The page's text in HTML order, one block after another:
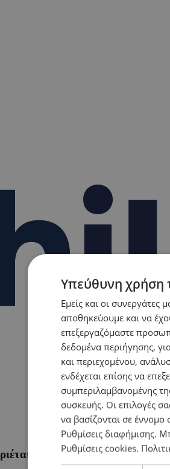
η γάτα σας όταν λείπετε
Υπεύθυνη χρήση
Εμείς και οι συνεργάτες
αποθηκεύουμε και να
επεξεργαζόμαστε
δεδομένα περιήγησης,
και περιεχομένου,
ενδέχεται επίσης να
συμπεριλαμβανομένης
συσκευής. Οι επιλογές
να βασίζονται σε έννομο
Ρυθμίσεις διαφήμισης.
Ρυθμίσεις cookies.